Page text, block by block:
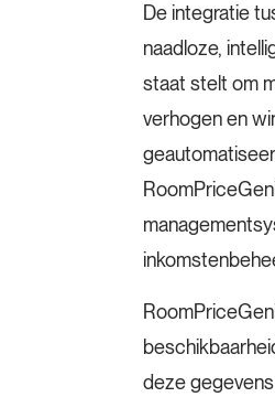
De integratie
naadloze,
staat stelt om
verhogen en
deze